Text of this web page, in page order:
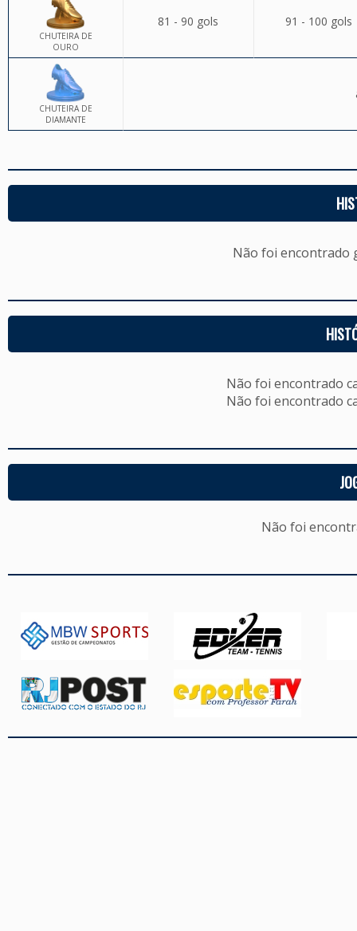
CHUTEIRA DE
OURO
81 - 90 gols 91 - 100 gols
CHUTEIRA DE
DIAMANTE
Não foi encontrado
Não foi encontrado
Não foi encontrado
Não foi